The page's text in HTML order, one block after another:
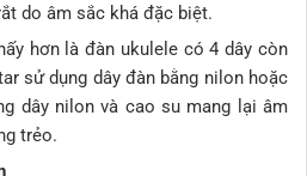
do âm sắc khá đặc biệt.
hơn là đàn ukulele có 4 dây còn
sử dụng dây đàn bằng nilon hoặc
dây nilon và cao su mang lại âm
trẻo.